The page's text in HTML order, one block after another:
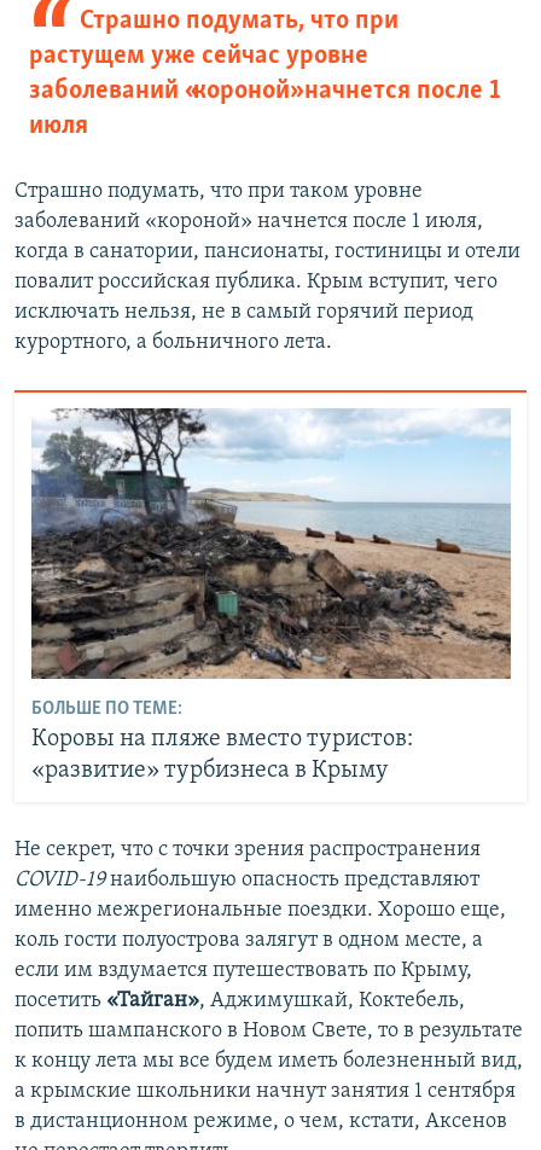
Страшно подумать, что при
растущем уже сейчас уровне
заболеваний «короной» начнется после 1
июля
Страшно подумать, что при таком уровне
заболеваний «короной» начнется после 1 июля,
когда в санатории, пансионаты, гостиницы и отели
повалит российская публика. Крым вступит, чего
исключать нельзя, не в самый горячий период
курортного, а больничного лета.
БОЛЬШЕ ПО ТЕМЕ:
Коровы на пляже вместо туристов:
«развитие» турбизнеса в Крыму
Не секрет, что с точки зрения распространения
COVID-19наибольшую опасность представляют
именно межрегиональные поездки. Хорошо еще,
коль гости полуострова залягут в одном месте, а
если им вздумается путешествовать по Крыму,
посетить «Тайган», Аджимушкай, Коктебель,
попить шампанского в Новом Свете, то в результате
к концу лета мы все будем иметь болезненный вид,
а крымские школьники начнут занятия 1 сентября
в дистанционном режиме, о чем, кстати, Аксенов